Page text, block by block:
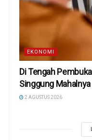
EKONOMI
Di Tengah
Singgung
2 AGUSTUS 2026